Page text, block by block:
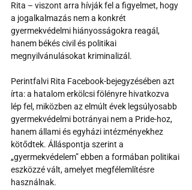
Rita – viszont arra hívják fel a figyelmet, hogy
a jogalkalmazás nem a konkrét
gyermekvédelmi hiányosságokra reagál,
hanem békés civil és politikai
megnyilvánulásokat kriminalizál.
Perintfalvi Rita Facebook-bejegyzésében azt
írta: a hatalom erkölcsi fölényre hivatkozva
lép fel, miközben az elmúlt évek legsúlyosabb
gyermekvédelmi botrányai nem a Pride-hoz,
hanem állami és egyházi intézményekhez
kötődtek. Álláspontja szerint a
„gyermekvédelem” ebben a formában politikai
eszközzé vált, amelyet megfélemlítésre
használnak.